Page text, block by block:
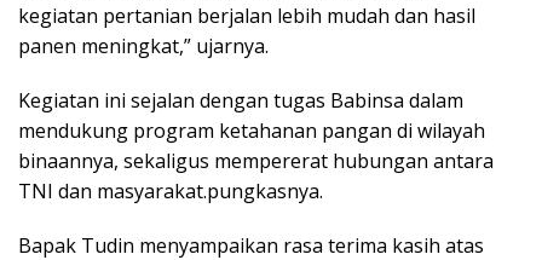
kegiatan pertanian berjalan lebih mudah dan hasil
panen meningkat,” ujarnya.
Kegiatan ini sejalan dengan tugas Babinsa dalam
mendukung program ketahanan pangan di wilayah
binaannya, sekaligus mempererat hubungan antara
TNI dan masyarakat.pungkasnya.
Bapak Tudin menyampaikan rasa terima kasih atas